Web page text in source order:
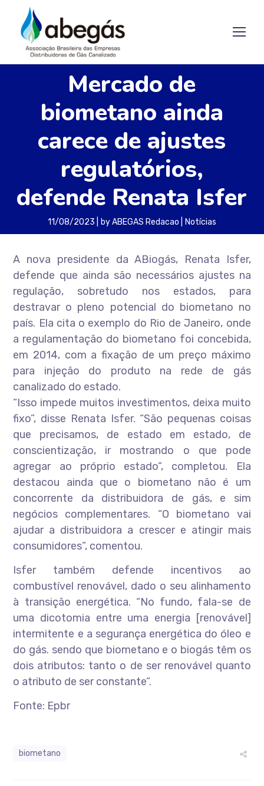
Mercado de
biometano ainda
carece de ajustes
regulatórios,
defende Renata Isfer
11/08/2023 byABEGAS Redacao Notícias
A nova presidente da ABiogás, Renata Isfer,
defende que ainda são necessários ajustes na
regulação, sobretudo nos estados, para
destravar o pleno potencial do biometano no
país. Ela cita o exemplo do Rio de Janeiro, onde
a regulamentação do biometano foi concebida,
em 2014, com a fixação de um preço máximo
para injeção do produto na rede de gás
canalizado do estado.
“Isso impede muitos investimentos, deixa muito
fixo”, disse Renata Isfer. “São pequenas coisas
que precisamos, de estado em estado, de
conscientização, ir mostrando o que pode
agregar ao próprio estado”, completou. Ela
destacou ainda que o biometano não é um
concorrente da distribuidora de gás, e sim
negócios complementares. “O biometano vai
ajudar a distribuidora a crescer e atingir mais
consumidores”, comentou.
Isfer também defende incentivos ao
combustível renovável, dado o seu alinhamento
à transição energética. “No fundo, fala-se de
uma dicotomia entre uma energia [renovável]
intermitente e a segurança energética do óleo e
do gás. sendo que biometano e o biogás têm os
dois atributos: tanto o de ser renovável quanto
o atributo de ser constante”.
Fonte: Epbr
biometano